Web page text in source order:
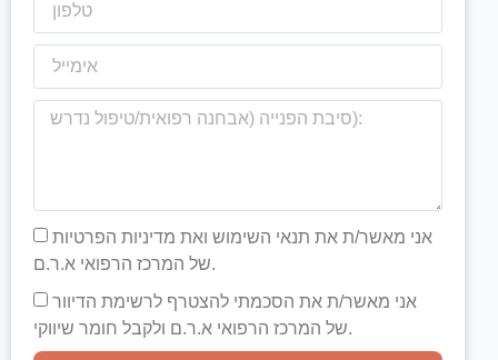
אני מאשר/ת את תנאי השימוש ואת מדיניות הפרטיות
של המרכז הרפואי א.ר.ם.
אני מאשר/ת את הסכמתי להצטרף לרשימת הדיוור
של המרכז הרפואי א.ר.ם ולקבל חומר שיווקי.